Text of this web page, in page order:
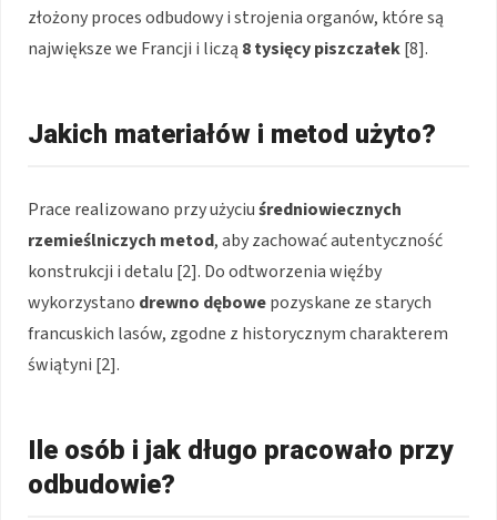
złożony proces odbudowy i strojenia organów, które są
największe we Francji i liczą 8 tysięcy piszczałek[8].
Jakich materiałów i metod użyto?
Prace realizowano przy użyciuśredniowiecznych
rzemieślniczych metod, aby zachować autentyczność
konstrukcji i detalu [2]. Do odtworzenia więźby
wykorzystano drewno dębowepozyskane ze starych
francuskich lasów, zgodne z historycznym charakterem
świątyni [2].
Ile osób i jak długo pracowało przy
odbudowie?